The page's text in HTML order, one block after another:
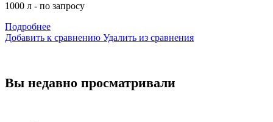
1000 л - по запросу
Подробнее
Добавить к сравнению Удалить из сравнения
Вы недавно просматривали